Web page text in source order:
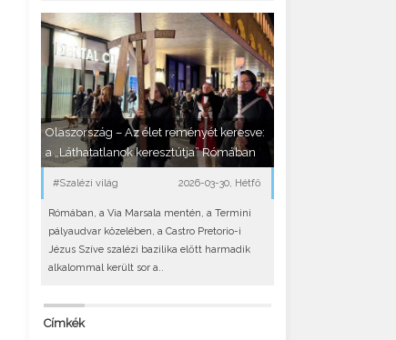
Olaszország – Az élet reményét keresve:
a „Láthatatlanok keresztútja” Rómában
#Szalézi világ 2026-03-30, Hétfő
Rómában, a Via Marsala mentén, a Termini
pályaudvar közelében, a Castro Pretorio-i
Jézus Szíve szalézi bazilika előtt harmadik
alkalommal került sor a..
Címkék